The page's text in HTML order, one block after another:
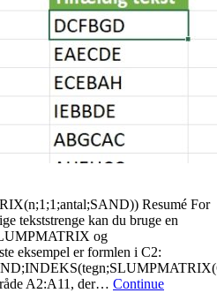
Resumé For
tekststrenge kan du bruge en
og
eksempel er formlen i C2:
A2:A11, der… Continue